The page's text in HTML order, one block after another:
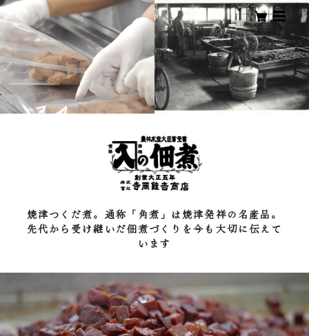
焼津つくだ煮。通称「角煮」は焼津発祥の名産品。
先代から受け継いだ佃煮づくりを今も大切に伝えて
います